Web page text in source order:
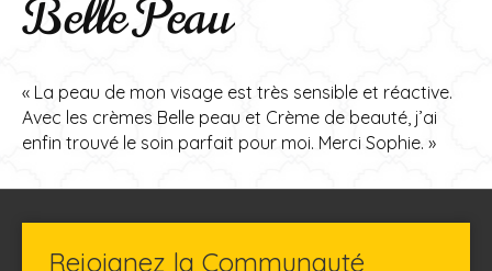
Belle Peau
« La peau de mon visage est très sensible et réactive.
Avec les crèmes Belle peau et Crème de beauté, j’ai
enfin trouvé le soin parfait pour moi. Merci Sophie. »
Rejoignez la Communauté